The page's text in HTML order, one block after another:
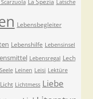
Scarzuola La Spezia Latsche
Lebensbegleiter
Lebenshilfe Lebensinsel
Lebensregal Lech
Leinen Leisi Lektüre
Licht Lichtmess Liebe